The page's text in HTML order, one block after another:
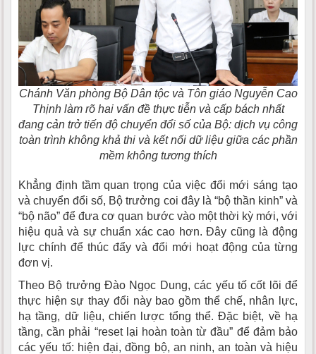
Chánh Văn phòng Bộ Dân tộc và Tôn giáo Nguyễn Cao
Thịnh làm rõ hai vấn đề thực tiễn và cấp bách nhất
đang cản trở tiến độ chuyển đổi số của Bộ: dịch vụ công
toàn trình không khả thi và kết nối dữ liệu giữa các phần
mềm không tương thích
Khẳng định tầm quan trọng của việc đổi mới sáng tạo
và chuyển đổi số, Bộ trưởng coi đây là “bộ thần kinh” và
“bộ não” để đưa cơ quan bước vào một thời kỳ mới, với
hiệu quả và sự chuẩn xác cao hơn. Đây cũng là động
lực chính để thúc đẩy và đổi mới hoạt động của từng
đơn vị.
Theo Bộ trưởng Đào Ngọc Dung, các yếu tố cốt lõi để
thực hiện sự thay đổi này bao gồm thể chế, nhân lực,
hạ tầng, dữ liệu, chiến lược tổng thể. Đặc biệt, về hạ
tầng, cần phải “reset lại hoàn toàn từ đầu” để đảm bảo
các yếu tố: hiện đại, đồng bộ, an ninh, an toàn và hiệu